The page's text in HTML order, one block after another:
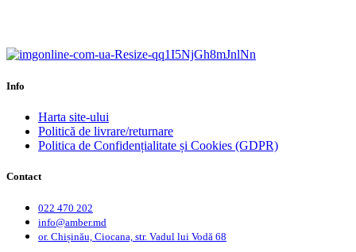
Info
Harta site-ului
Politică de livrare/returnare
Politica de Confidențialitate și Cookies (GDPR)
Contact
022 470 202
info@amber.md
or. Chișinău, Ciocana, str. Vadul lui Vodă 68